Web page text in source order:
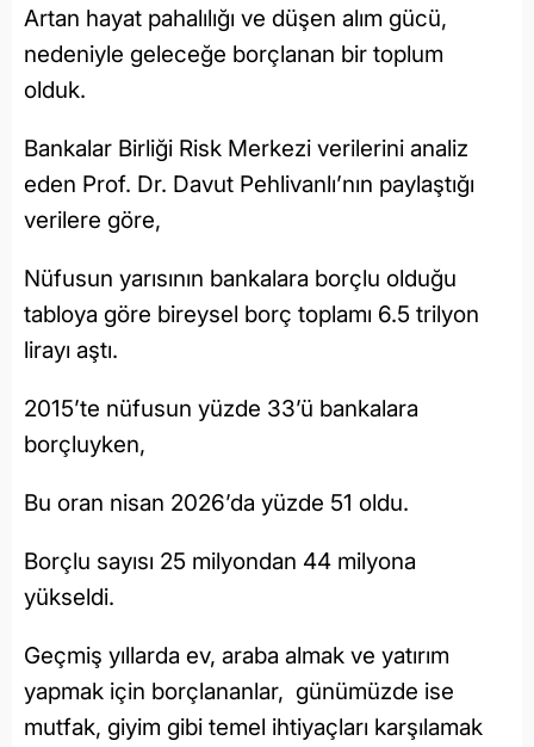
Artan hayat pahalılığı ve düşen alım gücü,
nedeniyle geleceğe borçlanan bir toplum
olduk.
Bankalar Birliği Risk Merkezi verilerini analiz
eden Prof. Dr. Davut Pehlivanlı’nın paylaştığı
verilere göre,
Nüfusun yarısının bankalara borçlu olduğu
tabloya göre bireysel borç toplamı 6.5 trilyon
lirayı aştı.
2015’te nüfusun yüzde 33’ü bankalara
borçluyken,
Bu oran nisan 2026’da yüzde 51 oldu.
Borçlu sayısı 25 milyondan 44 milyona
yükseldi.
Geçmiş yıllarda ev, araba almak ve yatırım
yapmak için borçlananlar, günümüzde ise
mutfak, giyim gibi temel ihtiyaçları karşılamak